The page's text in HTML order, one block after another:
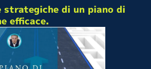
strategiche di un piano di
efficace.